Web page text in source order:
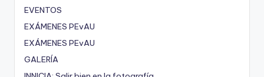
EVENTOS
EXÁMENES PEvAU
EXÁMENES PEvAU
GALERÍA